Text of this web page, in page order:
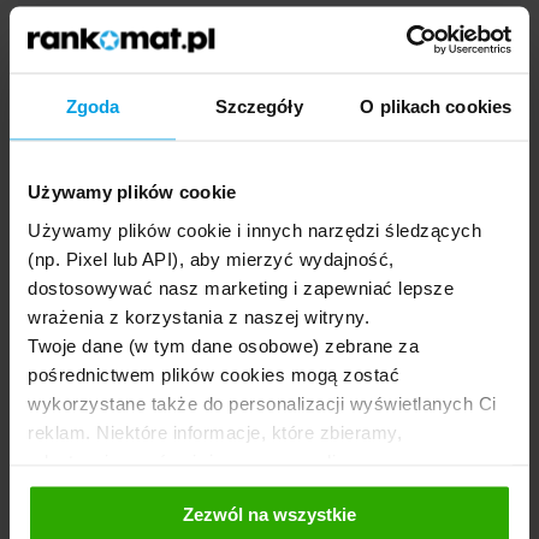
Zgoda Szczegóły O plikach cookies
Używamy plików cookie
Używamy plików cookie i innych narzędzi śledzących
(np. Pixel lub API), aby mierzyć wydajność,
dostosowywać nasz marketing i zapewniać lepsze
wrażenia z korzystania z naszej witryny.
Twoje dane (w tym dane osobowe) zebrane za
pośrednictwem plików cookies mogą zostać
wykorzystane także do personalizacji wyświetlanych Ci
reklam. Niektóre informacje, które zbieramy,
społecznościowym oraz firmom reklamowym i
analitycznym, z którymi współpracujemy. Te z kolei
Zezwól na wszystkie
Do czego potrzebny jest kod IBAN
Banku Pekao?
Numer IBAN służy do bezproblemowego transferu środków w
ramach przelewów transgranicznych. Dzięki użyciu kodu IBAN
możliwa jest:
Weryfikacja kraju, z którego przelew jest realizowany, lub
do którego środki mają zostać przekazane.
Identyfikacja banku
, z którego przelew został wysłany,
lub do którego mają trafić przekazane środki.
Sprawna obsługa przelewów transgranicznych.